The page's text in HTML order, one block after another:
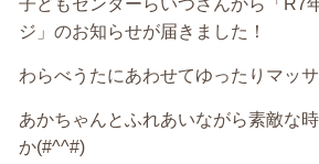
子どもセンターらいつさんから「R7
ジ」のお知らせが届きました！
わらべうたにあわせてゆったりマッ
あかちゃんとふれあいながら素敵な
か(#^^#)